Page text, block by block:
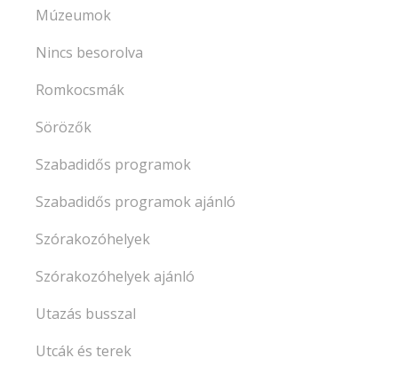
Múzeumok
Nincs besorolva
Romkocsmák
Sörözők
Szabadidős programok
Szabadidős programok ajánló
Szórakozóhelyek
Szórakozóhelyek ajánló
Utazás busszal
Utcák és terek